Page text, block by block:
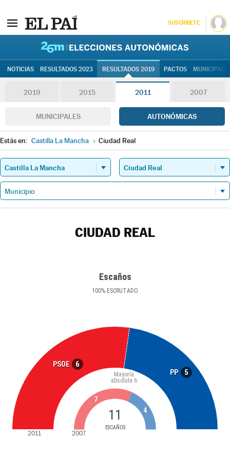
SUSCRÍBETE
NOTICIAS RESULTADOS 2023 RESULTADOS 2019 PACTOS
2019 2015 2011 2007
MUNICIPALES AUTONÓMICAS
Estás en: Castilla La Mancha » Ciudad Real
CIUDAD REAL
Escaños
100% ESCRUTADO
PSOE 6
PP 5
11
ESCAÑOS
Mayoría
absoluta 6
7
4
2011 2007